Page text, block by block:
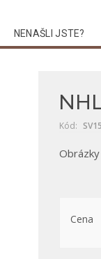
NENAŠLI JSTE?
Kód:
Cena